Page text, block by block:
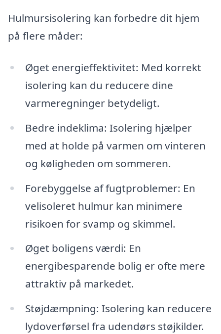
Hulmursisolering kan forbedre dit hjem
på flere måder:
Øget energieffektivitet: Med korrekt
isolering kan du reducere dine
varmeregninger betydeligt.
Bedre indeklima: Isolering hjælper
med at holde på varmen om vinteren
og køligheden om sommeren.
Forebyggelse af fugtproblemer: En
velisoleret hulmur kan minimere
risikoen for svamp og skimmel.
Øget boligens værdi: En
energibesparende bolig er ofte mere
attraktiv på markedet.
Støjdæmpning: Isolering kan reducere
lydoverførsel fra udendørs støjkilder.